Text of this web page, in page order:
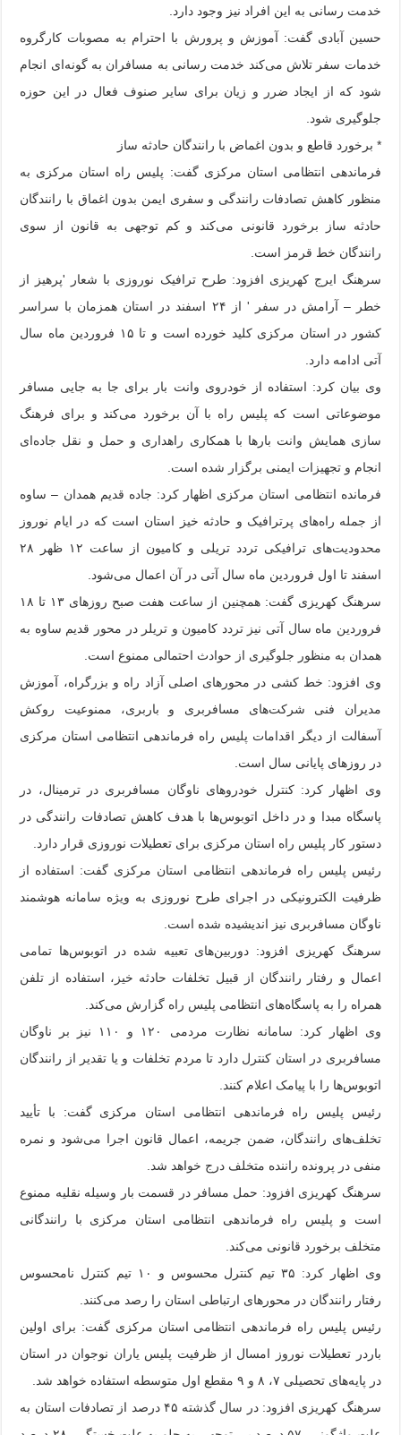
خدمت رسانی به این افراد نیز وجود دارد.
حسین آبادی گفت: آموزش و پرورش با احترام به مصوبات کارگروه
خدمات سفر تلاش می‌کند خدمت رسانی به مسافران به گونه‌ای انجام
شود که از ایجاد ضرر و زیان برای سایر صنوف فعال در این حوزه
جلوگیری شود.
* برخورد قاطع و بدون اغماض با رانندگان حادثه ساز
فرماندهی انتظامی استان مرکزی گفت: پلیس راه استان مرکزی به
منظور کاهش تصادفات رانندگی و سفری ایمن بدون اغماق با رانندگان
حادثه ساز برخورد قانونی می‌کند و کم توجهی به قانون از سوی
رانندگان خط قرمز است.
سرهنگ ایرج کهریزی افزود: طرح ترافیک نوروزی با شعار 'پرهیز از
خطر – آرامش در سفر ' از ۲۴ اسفند در استان همزمان با سراسر
کشور در استان مرکزی کلید خورده است و تا ۱۵ فروردین ماه سال
آتی ادامه دارد.
وی بیان کرد: استفاده از خودروی وانت بار برای جا به جایی مسافر
موضوعاتی است که پلیس راه با آن برخورد می‌کند و برای فرهنگ
سازی همایش وانت بارها با همکاری راهداری و حمل و نقل جاده‌ای
انجام و تجهیزات ایمنی برگزار شده است.
فرمانده انتظامی استان مرکزی اظهار کرد: جاده قدیم همدان – ساوه
از جمله راه‌های پرترافیک و حادثه خیز استان است که در ایام نوروز
محدودیت‌های ترافیکی تردد تریلی و کامیون از ساعت ۱۲ ظهر ۲۸
اسفند تا اول فروردین ماه سال آتی در آن اعمال می‌شود.
سرهنگ کهریزی گفت: همچنین از ساعت هفت صبح روزهای ۱۳ تا ۱۸
فروردین ماه سال آتی نیز تردد کامیون و تریلر در محور قدیم ساوه به
همدان به منظور جلوگیری از حوادث احتمالی ممنوع است.
وی افزود: خط کشی در محورهای اصلی آزاد راه و بزرگراه، آموزش
مدیران فنی شرکت‌های مسافربری و باربری، ممنوعیت روکش
آسفالت از دیگر اقدامات پلیس راه فرماندهی انتظامی استان مرکزی
در روزهای پایانی سال است.
وی اظهار کرد: کنترل خودروهای ناوگان مسافربری در ترمینال، در
پاسگاه مبدا و در داخل اتوبوس‌ها با هدف کاهش تصادفات رانندگی در
دستور کار پلیس راه استان مرکزی برای تعطیلات نوروزی قرار دارد.
رئیس پلیس راه فرماندهی انتظامی استان مرکزی گفت: استفاده از
ظرفیت الکترونیکی در اجرای طرح نوروزی به ویژه سامانه هوشمند
ناوگان مسافربری نیز اندیشیده شده است.
سرهنگ کهریزی افزود: دوربین‌های تعبیه شده در اتوبوس‌ها تمامی
اعمال و رفتار رانندگان از قبیل تخلفات حادثه خیز، استفاده از تلفن
همراه را به پاسگاه‌های انتظامی پلیس راه گزارش می‌کند.
وی اظهار کرد: سامانه نظارت مردمی ۱۲۰ و ۱۱۰ نیز بر ناوگان
مسافربری در استان کنترل دارد تا مردم تخلفات و یا تقدیر از رانندگان
اتوبوس‌ها را با پیامک اعلام کنند.
رئیس پلیس راه فرماندهی انتظامی استان مرکزی گفت: با تأیید
تخلف‌های رانندگان، ضمن جریمه، اعمال قانون اجرا می‌شود و نمره
منفی در پرونده راننده متخلف درج خواهد شد.
سرهنگ کهریزی افزود: حمل مسافر در قسمت بار وسیله نقلیه ممنوع
است و پلیس راه فرماندهی انتظامی استان مرکزی با رانندگانی
متخلف برخورد قانونی می‌کند.
وی اظهار کرد: ۳۵ تیم کنترل محسوس و ۱۰ تیم کنترل نامحسوس
رفتار رانندگان در محورهای ارتباطی استان را رصد می‌کنند.
رئیس پلیس راه فرماندهی انتظامی استان مرکزی گفت: برای اولین
باردر تعطیلات نوروز امسال از ظرفیت پلیس یاران نوجوان در استان
در پایه‌های تحصیلی ۷، ۸ و ۹ مقطع اول متوسطه استفاده خواهد شد.
سرهنگ کهریزی افزود: در سال گذشته ۴۵ درصد از تصادفات استان به